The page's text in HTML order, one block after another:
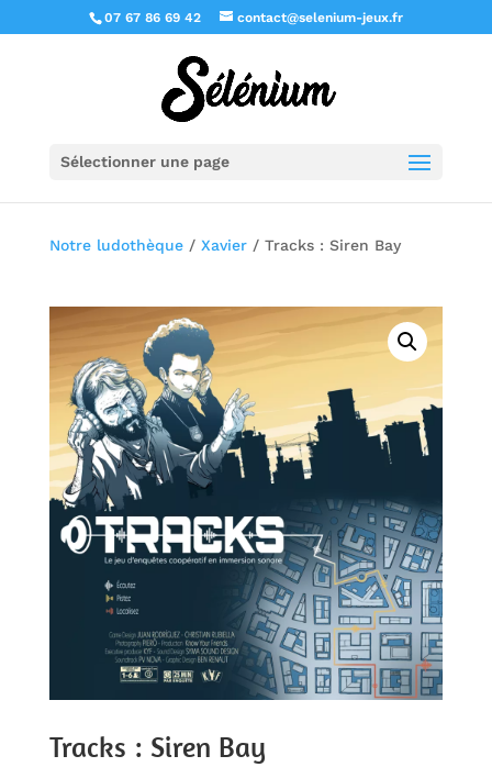
07 67 86 69 42 contact@selenium-jeux.fr
Sélectionner une page
Notre ludothèque/ Xavier/ Tracks : Siren Bay
Tracks : Siren Bay